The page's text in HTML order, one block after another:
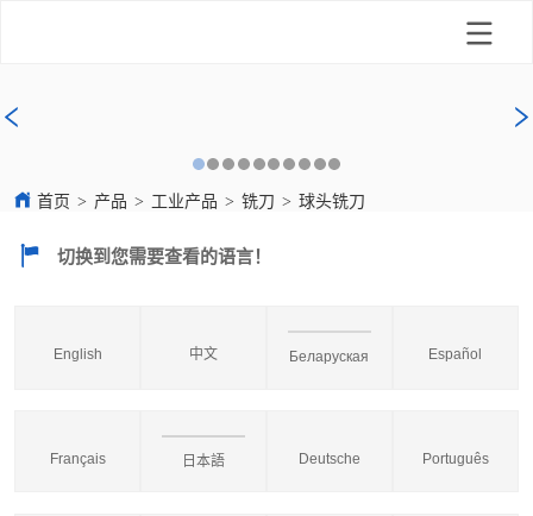
首页 > 产品 > 工业产品 > 铣刀 > 球头铣刀
切换到您需要查看的语言！
English 中文 Беларуская Español
Français 日本語 Deutsche Português